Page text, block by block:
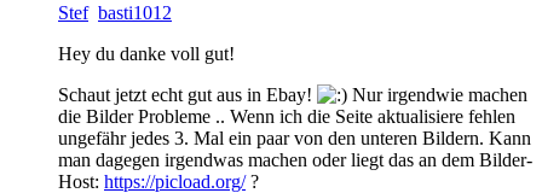
Stef basti1012
Hey du danke voll gut!
Schaut jetzt echt gut aus in Ebay!
Nur irgendwie machen
die Bilder Probleme .. Wenn ich die Seite aktualisiere fehlen
ungefähr jedes 3. Mal ein paar von den unteren Bildern. Kann
man dagegen irgendwas machen oder liegt das an dem Bilder-
Host: https://picload.org/?